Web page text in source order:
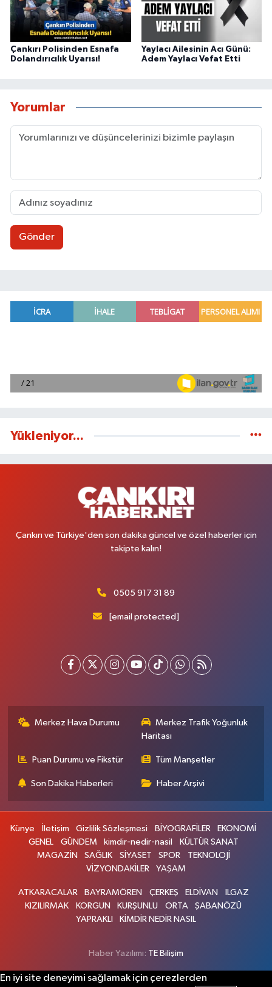
Çankırı Polisinden Esnafa
Dolandırıcılık Uyarısı!
Yaylacı Ailesinin Acı Günü:
Adem Yaylacı Vefat Etti
Yorumlar
Gönder
Yükleniyor...
Çankırı ve Türkiye'den son dakika güncel ve özel haberler için
takipte kalın!
0505 917 31 89
[email protected]
Merkez Hava Durumu
Merkez Trafik Yoğunluk
Haritası
Puan Durumu ve Fikstür Tüm Manşetler
Son Dakika Haberleri Haber Arşivi
Künye İletişim Gizlilik Sözleşmesi BİYOGRAFİLER
EKONOMİ
GENEL
GÜNDEM kimdir-nedir-nasil
KÜLTÜR SANAT
MAGAZİN
SAĞLIK SİYASET SPOR
TEKNOLOJİ
VİZYONDAKİLER
YAŞAM
ATKARACALAR BAYRAMÖREN ÇERKEŞ ELDİVAN
ILGAZ
KIZILIRMAK
KORGUN KURŞUNLU ORTA
ŞABANÖZÜ
YAPRAKLI
KİMDİR NEDİR NASIL
Haber Yazılımı: TE Bilişim
En iyi site deneyimi sağlamak için çerezlerden